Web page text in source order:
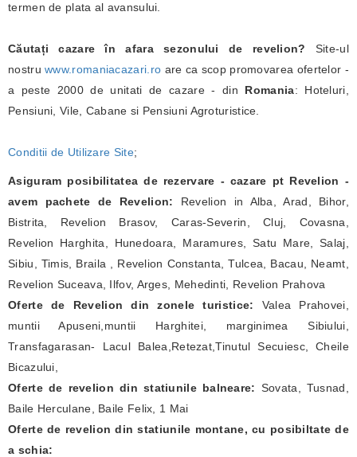
termen de plata al avansului.
Căutați cazare în afara sezonului de revelion? Site-ul
nostruwww.romaniacazari.ro are ca scop promovarea ofertelor -
a peste 2000 de unitati de cazare - din Romania: Hoteluri,
Pensiuni, Vile, Cabane si Pensiuni Agroturistice.
Conditii de Utilizare Site;
Asiguram posibilitatea de rezervare - cazare pt Revelion -
avem pachete de Revelion: Revelion in Alba, Arad, Bihor,
Bistrita, Revelion Brasov, Caras-Severin, Cluj, Covasna,
Revelion Harghita, Hunedoara, Maramures, Satu Mare, Salaj,
Sibiu, Timis, Braila , Revelion Constanta, Tulcea, Bacau, Neamt,
Revelion Suceava, Ilfov, Arges, Mehedinti, Revelion Prahova
Oferte de Revelion din zonele turistice: Valea Prahovei,
muntii Apuseni,muntii Harghitei, marginimea Sibiului,
Transfagarasan- Lacul Balea,Retezat,Tinutul Secuiesc, Cheile
Bicazului,
Oferte de revelion din statiunile balneare: Sovata, Tusnad,
Baile Herculane, Baile Felix, 1 Mai
Oferte de revelion din statiunile montane, cu posibiltate de
a schia: